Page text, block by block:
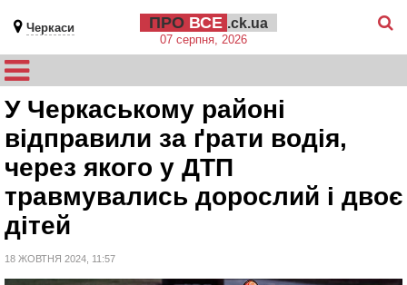
Черкаси ПРО ВСЕ .ck.ua
07 серпня, 2026
У Черкаському районі
відправили за ґрати водія,
через якого у ДТП
травмувались дорослий і двоє
дітей
18 ЖОВТНЯ 2024, 11:57